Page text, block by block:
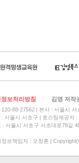
보처리방침 김영 저작
120-88-27562
본사 : 서울시
: 서울시 서초구
호스팅제공자
서울시 서초구 서초대로78길
정보책임자 : 오창훈 |